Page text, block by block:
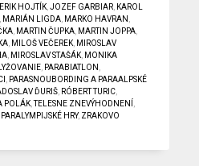
ERIK HOJTÍK ,JOZEF GARBIAR KAROL
MARIÁN LIGDA MARKO HAVRAN
MARTIN ČUPKA MARTIN JOPPA
MILOŠ VEČEREK MIROSLAV
MIROSLAV STAŠÁK MONIKA
PARABIATLON
PARASNOUBORDING A PARAALPSKÉ
ĎURIŠ RÓBERT TURIC
POLÁK ,TELESNE ZNEVÝHODNENÍ
HRY, ZRAKOVO